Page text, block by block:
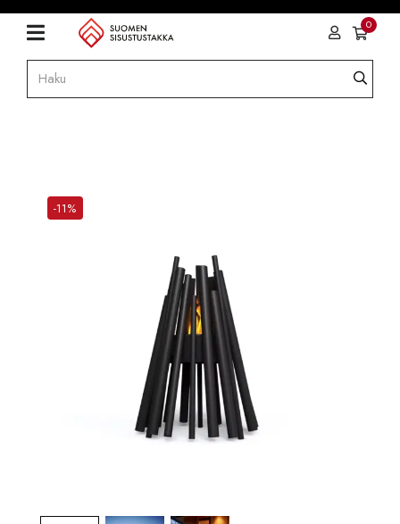
0
-11%